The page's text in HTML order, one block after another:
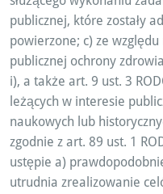
publicznej, które zostały
powierzone; c) ze
publicznej ochrony
i), a także art. 9 ust. 3
leżących w interesie
naukowych lub
zgodnie z art. 89 ust. 1
ustępie a)
utrudnia zrealizowanie